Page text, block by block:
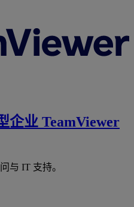
企业 TeamViewer
与 IT 支持。